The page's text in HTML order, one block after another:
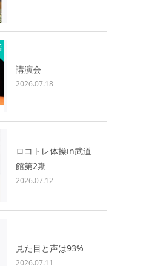
講演会
2026.07.18
ロコトレ体操in武道
館第2期
2026.07.12
見た目と声は93%
2026.07.11